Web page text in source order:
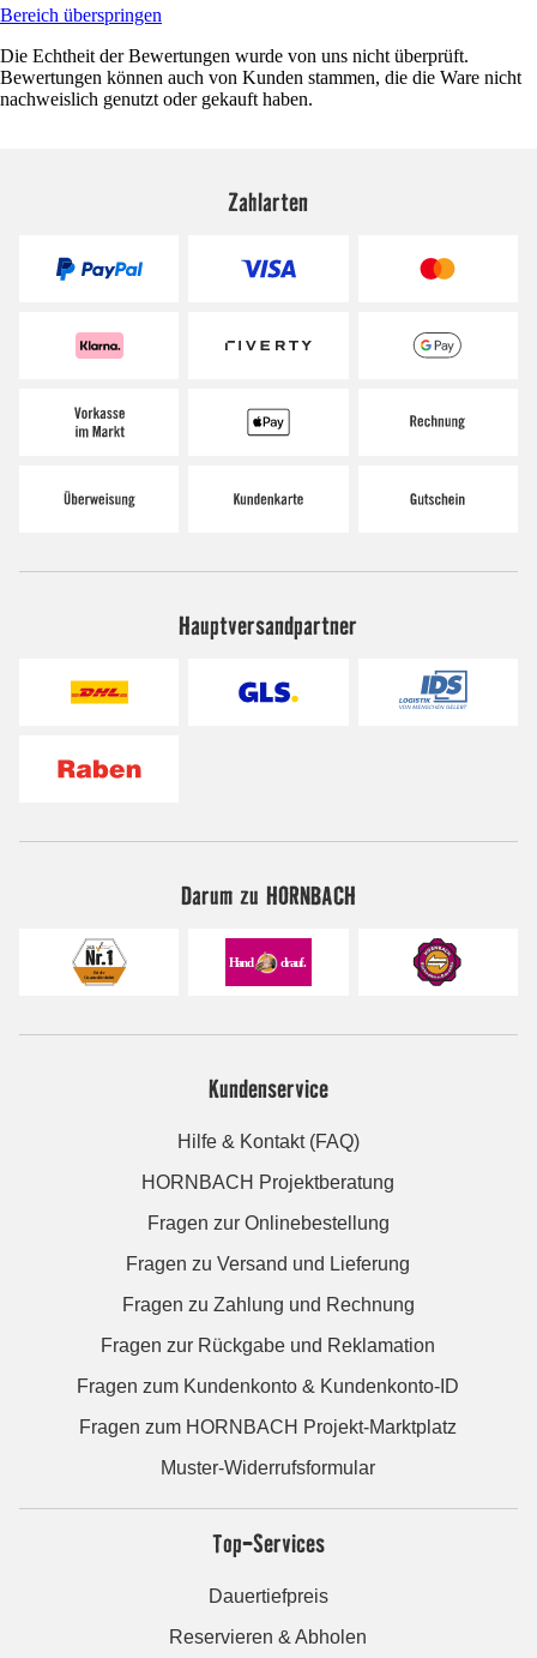
Bereich überspringen
Die Echtheit der Bewertungen wurde von uns nicht überprüft.
Bewertungen können auch von Kunden stammen, die die Ware nicht
nachweislich genutzt oder gekauft haben.
Zahlarten
Hauptversandpartner
Darum zu HORNBACH
Kundenservice
Hilfe & Kontakt (FAQ)
HORNBACH Projektberatung
Fragen zur Onlinebestellung
Fragen zu Versand und Lieferung
Fragen zu Zahlung und Rechnung
Fragen zur Rückgabe und Reklamation
Fragen zum Kundenkonto & Kundenkonto-ID
Fragen zum HORNBACH Projekt-Marktplatz
Muster-Widerrufsformular
Top-Services
Dauertiefpreis
Reservieren & Abholen